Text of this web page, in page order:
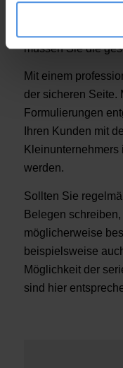
müssen Sie die
Mit einem
der sicheren Seite.
Formulierungen
Ihren Kunden mit
werden.
Sollten Sie
Belegen
möglicherweise
beispielsweise
Möglichkeit der
sind hier